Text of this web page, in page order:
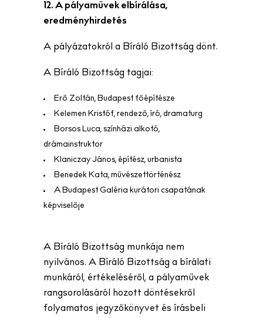
12. A pályaművek elbírálása,
eredményhirdetés
A pályázatokról a Bíráló Bizottság dönt.
A Bíráló Bizottság tagjai:
Erő Zoltán, Budapest főépítésze
Kelemen Kristóf, rendező, író, dramaturg
Borsos Luca, színházi alkotó,
drámainstruktor
Klaniczay János, építész, urbanista
Benedek Kata, művészettörténész
A Budapest Galéria kurátori csapatának
képviselője
A Bíráló Bizottság munkája nem
nyilvános. A Bíráló Bizottság a bírálati
munkáról, értékeléséről, a pályaművek
rangsorolásáról hozott döntésekről
folyamatos jegyzőkönyvet és írásbeli